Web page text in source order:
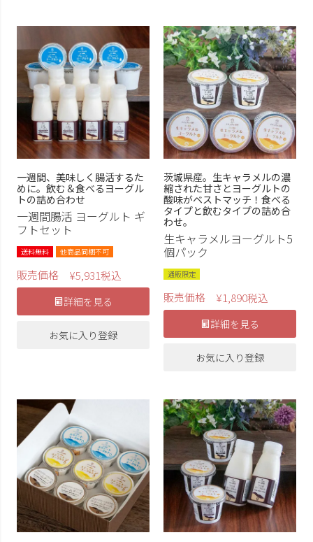
一週間、美味しく腸活するた
めに。飲む＆食べるヨーグル
トの詰め合わせ
一週間腸活 ヨーグルト ギ
フトセット
送料無料 他商品同梱不可
販売価格 ¥5,931税込
詳細を見る
お気に入り登録
茨城県産。生キャラメルの濃
縮された甘さとヨーグルトの
酸味がベストマッチ！食べる
タイプと飲むタイプの詰め合
わせ。
生キャラメルヨーグルト5
個パック
通販限定
販売価格 ¥1,890税込
詳細を見る
お気に入り登録